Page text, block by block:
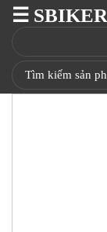
☰
SBIKER
TRANG
CHỦ